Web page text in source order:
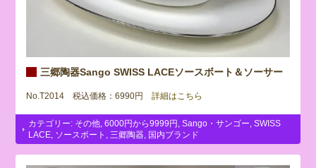
三郷陶器Sango SWISS LACEソースボート＆ソーサー
No.T2014 税込価格：6990円 詳細はこちら
カテゴリー: その他 ,6000円から9999円 ,Sango・サンゴー ,SWISS
LACE
ソースボート 三郷陶器 国内ブランド